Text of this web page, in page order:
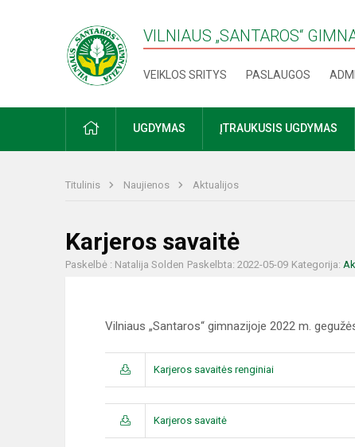
VILNIAUS „SANTAROS“
VEIKLOS SRITYS PASLAUGOS
PRADŽIAUGDYMAS ĮTRAUKUSIS UGDYMAS
Titulinis Naujienos Aktualijos
Karjeros savaitė
Paskelbė : Natalija Solden Paskelbta: 2022-05-09 Kategorija:
Vilniaus „Santaros“ gimnazijoje 2022 m.
Karjeros savaitės renginiai
Karjeros savaitė